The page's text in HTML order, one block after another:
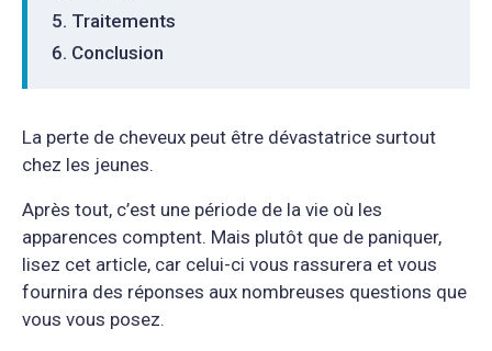
Traitements
Conclusion
La perte de cheveux peut être dévastatrice surtout
chez les jeunes.
Après tout, c’est une période de la vie où les
apparences comptent. Mais plutôt que de paniquer,
lisez cet article, car celui-ci vous rassurera et vous
fournira des réponses aux nombreuses questions que
vous vous posez.